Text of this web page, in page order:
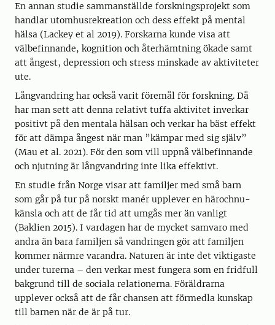
En annan studie sammanställde forskningsprojekt som
handlar utomhusrekreation och dess effekt på mental
hälsa (Lackey et al 2019). Forskarna kunde visa att
välbefinnande, kognition och återhämtning ökade samt
att ångest, depression och stress minskade av aktiviteter
ute.
Långvandring har också varit föremål för forskning. Då
har man sett att denna relativt tuffa aktivitet inverkar
positivt på den mentala hälsan och verkar ha bäst effekt
för att dämpa ångest när man ”kämpar med sig själv”
(Mau et al. 2021). För den som vill uppnå välbefinnande
och njutning är långvandring inte lika effektivt.
En studie från Norge visar att familjer med små barn
som går på tur på norskt manér upplever en härochnu-
känsla och att de får tid att umgås mer än vanligt
(Baklien 2015). I vardagen har de mycket samvaro med
andra än bara familjen så vandringen gör att familjen
kommer närmre varandra. Naturen är inte det viktigaste
under turerna – den verkar mest fungera som en fridfull
bakgrund till de sociala relationerna. Föräldrarna
upplever också att de får chansen att förmedla kunskap
till barnen när de är på tur.